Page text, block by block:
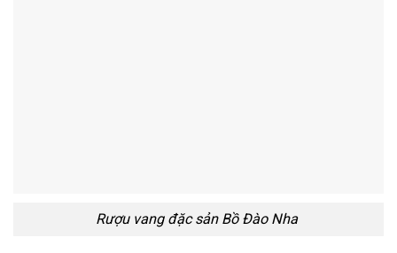
Rượu vang đặc sản Bồ Đào Nha